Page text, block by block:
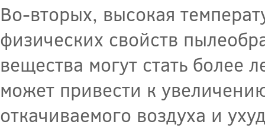
Во-вторых, высокая
физических свойств
вещества могут стать
может привести к
откачиваемого воздуха и